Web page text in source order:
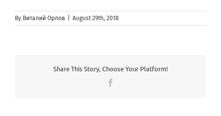
By Виталий Орлов August 29th, 2018
Share This Story, Choose Your Platform!